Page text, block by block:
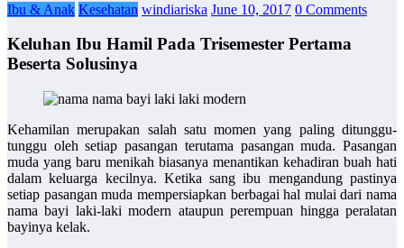
Ibu & Anak Kesehatan windiariska June 10, 2017 0 Comments
Keluhan Ibu Hamil Pada Trisemester Pertama
Beserta Solusinya
Kehamilan merupakan salah satu momen yang paling ditunggu-
tunggu oleh setiap pasangan terutama pasangan muda. Pasangan
muda yang baru menikah biasanya menantikan kehadiran buah hati
dalam keluarga kecilnya. Ketika sang ibu mengandung pastinya
setiap pasangan muda mempersiapkan berbagai hal mulai dari nama
nama bayi laki-laki modern ataupun perempuan hingga peralatan
bayinya kelak.